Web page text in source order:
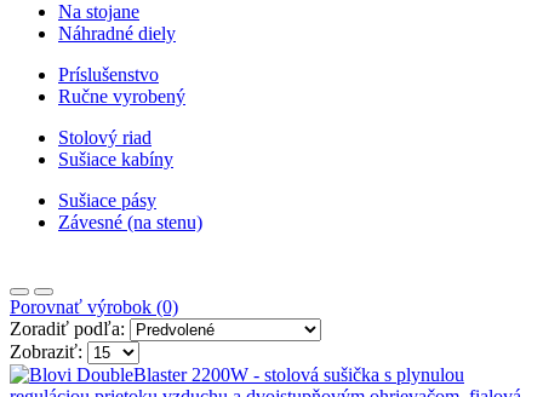
Na stojane
Náhradné diely
Príslušenstvo
Ručne vyrobený
Stolový riad
Sušiace kabíny
Sušiace pásy
Závesné (na stenu)
Porovnať výrobok (0)
Zoradiť podľa:
Zobraziť: